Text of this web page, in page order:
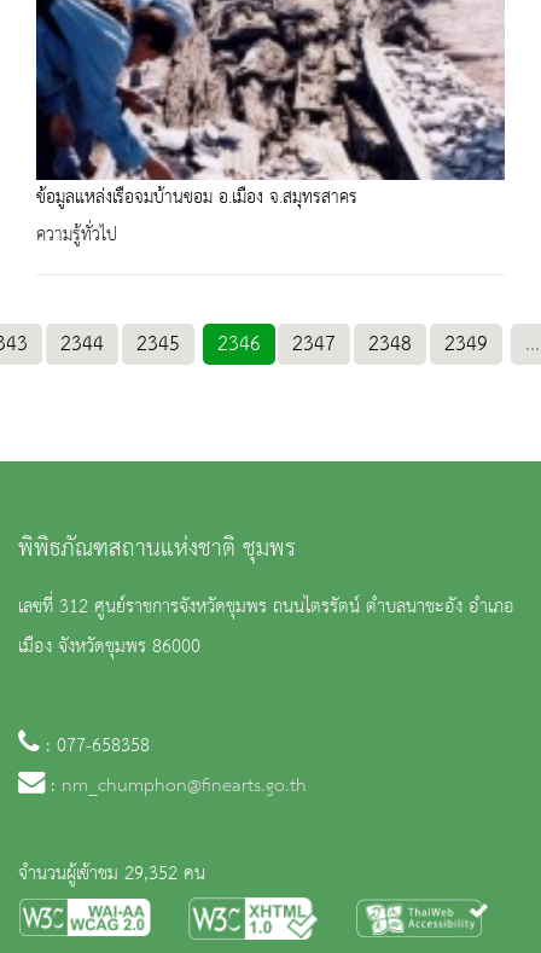
ข้อมูลแหล่งเรือจมบ้านขอม อ.เมือง จ.สมุทรสาคร
ความรู้ทั่วไป
2344 2345 2346 2347 2348 2349 ...
พิพิธภัณฑสถานแห่งชาติ ชุมพร
เลขที่ 312 ศูนย์ราชการจังหวัดชุมพร ถนนไตรรัตน์ ตำบลนาชะอัง อำเภอ
เมือง จังหวัดชุมพร 86000
: 077-658358
: nm_chumphon@finearts.go.th
จำนวนผู้เข้าชม 29,352 คน